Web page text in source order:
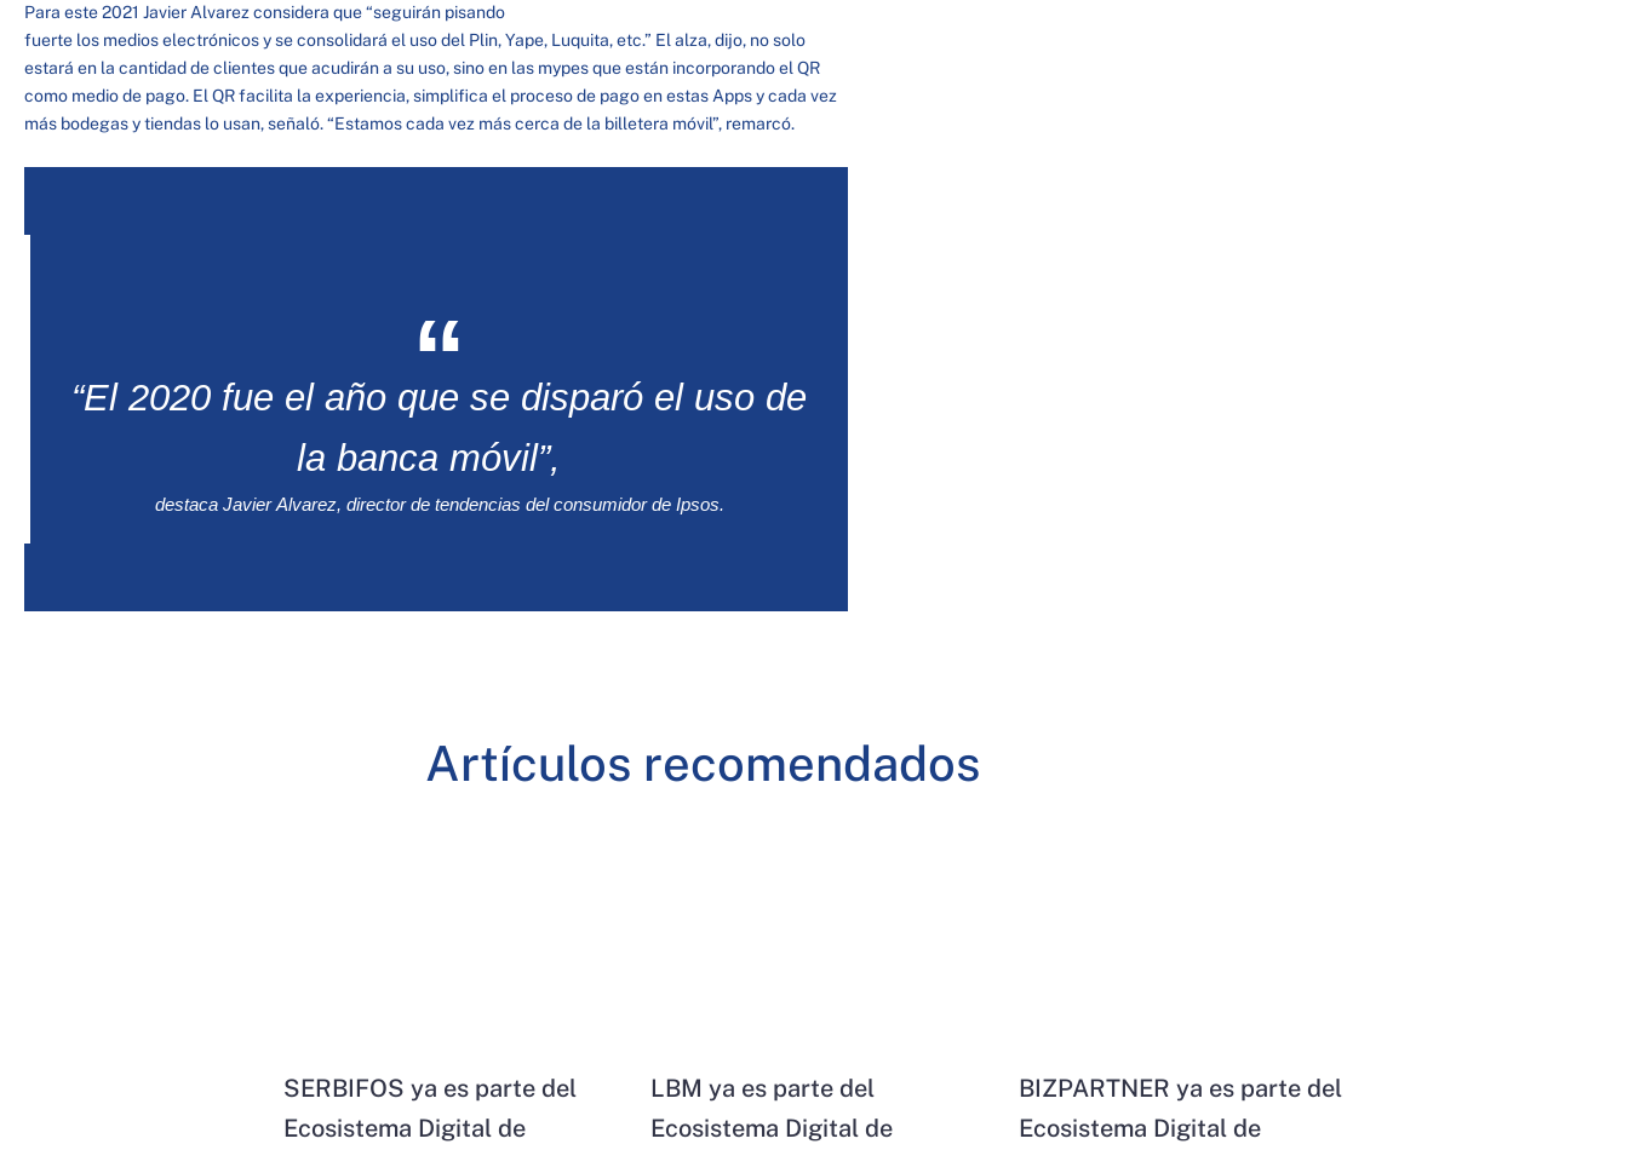
Para este 2021 Javier Alvarez considera que “seguirán pisando
fuerte los medios electrónicos y se consolidará el uso del Plin, Yape, Luquita, etc.” El alza, dijo, no solo
estará en la cantidad de clientes que acudirán a su uso, sino en las mypes que están incorporando el QR
como medio de pago. El QR facilita la experiencia, simplifica el proceso de pago en estas Apps y cada vez
más bodegas y tiendas lo usan, señaló. “Estamos cada vez más cerca de la billetera móvil”, remarcó.
“El 2020 fue el año que se disparó el uso de
la banca móvil”,
destaca Javier Alvarez, director de tendencias del consumidor de Ipsos.
Artículos recomendados
SERBIFOS ya es parte del
Ecosistema Digital de
LBM ya es parte del
Ecosistema Digital de
BIZPARTNER ya es parte del
Ecosistema Digital de